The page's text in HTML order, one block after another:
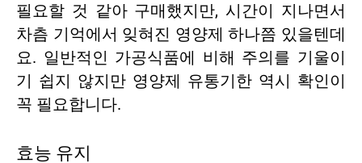
필요할 것 같아 구매했지만, 시간이 지나면서
차츰 기억에서 잊혀진 영양제 하나쯤 있을텐데
요. 일반적인 가공식품에 비해 주의를 기울이
기 쉽지 않지만 영양제 유통기한 역시 확인이
꼭 필요합니다.
효능 유지